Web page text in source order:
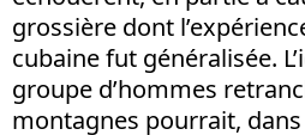
grossière dont
cubaine fut généralisée.
groupe d’hommes
montagnes pourrait,